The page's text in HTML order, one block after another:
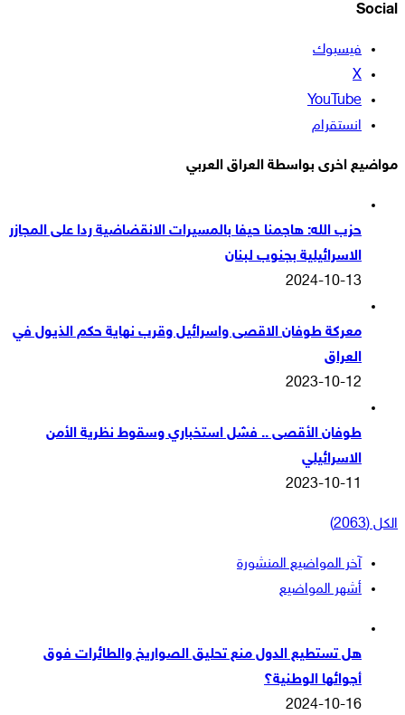
Social
فيسبوك
‫X
‫YouTube
انستقرام
مواضيع اخرى بواسطة العراق العربي
حزب الله: هاجمنا حيفا بالمسيرات الانقضاضية ردا على المجازر
الاسرائيلية بجنوب لبنان
2024-10-13
معركة طوفان الاقصى واسرائيل وقرب نهاية حكم الذيول في
العراق
2023-10-12
طوفان الأقصى .. فشل استخباري وسقوط نظرية الأمن
الاسرائيلي
2023-10-11
الكل (2063)
آخر المواضيع المنشورة
أشهر المواضيع
هل تستطيع الدول منع تحليق الصواريخ والطائرات فوق
أجوائها الوطنية؟
2024-10-16